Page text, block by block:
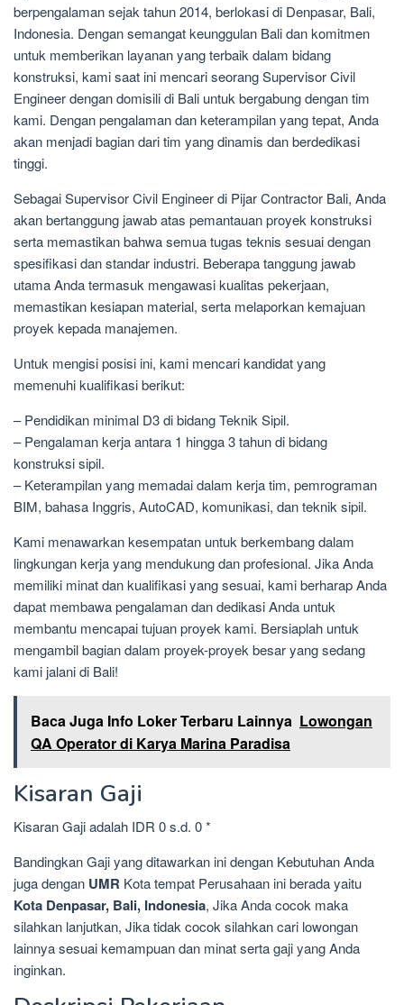
berpengalaman sejak tahun 2014, berlokasi di Denpasar, Bali,
Indonesia. Dengan semangat keunggulan Bali dan komitmen
untuk memberikan layanan yang terbaik dalam bidang
konstruksi, kami saat ini mencari seorang Supervisor Civil
Engineer dengan domisili di Bali untuk bergabung dengan tim
kami. Dengan pengalaman dan keterampilan yang tepat, Anda
akan menjadi bagian dari tim yang dinamis dan berdedikasi
tinggi.
Sebagai Supervisor Civil Engineer di Pijar Contractor Bali, Anda
akan bertanggung jawab atas pemantauan proyek konstruksi
serta memastikan bahwa semua tugas teknis sesuai dengan
spesifikasi dan standar industri. Beberapa tanggung jawab
utama Anda termasuk mengawasi kualitas pekerjaan,
memastikan kesiapan material, serta melaporkan kemajuan
proyek kepada manajemen.
Untuk mengisi posisi ini, kami mencari kandidat yang
memenuhi kualifikasi berikut:
– Pendidikan minimal D3 di bidang Teknik Sipil.
– Pengalaman kerja antara 1 hingga 3 tahun di bidang
konstruksi sipil.
– Keterampilan yang memadai dalam kerja tim, pemrograman
BIM, bahasa Inggris, AutoCAD, komunikasi, dan teknik sipil.
Kami menawarkan kesempatan untuk berkembang dalam
lingkungan kerja yang mendukung dan profesional. Jika Anda
memiliki minat dan kualifikasi yang sesuai, kami berharap Anda
dapat membawa pengalaman dan dedikasi Anda untuk
membantu mencapai tujuan proyek kami. Bersiaplah untuk
mengambil bagian dalam proyek-proyek besar yang sedang
kami jalani di Bali!
Baca Juga Info Loker Terbaru Lainnya Lowongan
QA Operator di Karya Marina Paradisa
Kisaran Gaji
Kisaran Gaji adalah IDR 0 s.d. 0 *
Bandingkan Gaji yang ditawarkan ini dengan Kebutuhan Anda
juga dengan UMR Kota tempat Perusahaan ini berada yaitu
Kota Denpasar, Bali, Indonesia, Jika Anda cocok maka
silahkan lanjutkan, Jika tidak cocok silahkan cari lowongan
lainnya sesuai kemampuan dan minat serta gaji yang Anda
inginkan.